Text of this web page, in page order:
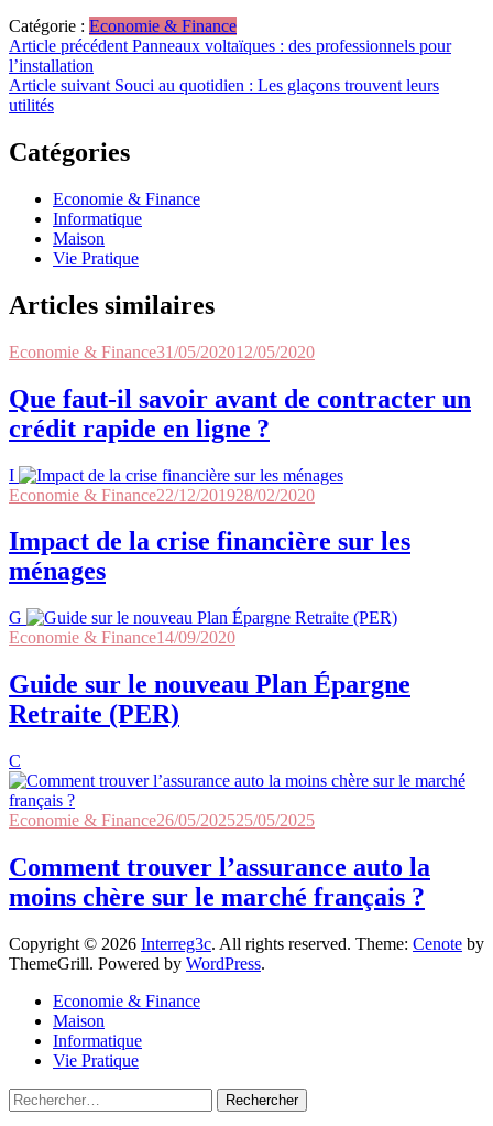
Catégorie : Economie & Finance
Navigation
de
l’article
Article précédent Panneaux voltaïques : des professionnels pour
l’installation
Article suivant Souci au quotidien : Les glaçons trouvent leurs
utilités
Catégories
Economie & Finance
Informatique
Maison
Vie Pratique
Articles similaires
Economie & Finance31/05/202012/05/2020
Que faut-il savoir avant de contracter un
crédit rapide en ligne ?
I
Economie & Finance22/12/201928/02/2020
Impact de la crise financière sur les
ménages
G
Economie & Finance14/09/2020
Guide sur le nouveau Plan Épargne
Retraite (PER)
C
Economie & Finance26/05/202525/05/2025
Comment trouver l’assurance auto la
moins chère sur le marché français ?
Copyright © 2026 Interreg3c. All rights reserved. Theme: Cenote by
ThemeGrill. Powered by WordPress.
Economie & Finance
Maison
Informatique
Vie Pratique
Rechercher :